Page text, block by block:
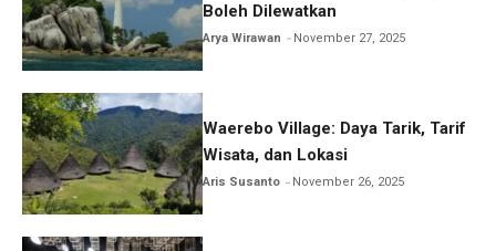
Boleh Dilewatkan
Arya Wirawan November 27, 2025
Waerebo Village: Daya Tarik, Tarif
Wisata, dan Lokasi
Aris Susanto November 26, 2025